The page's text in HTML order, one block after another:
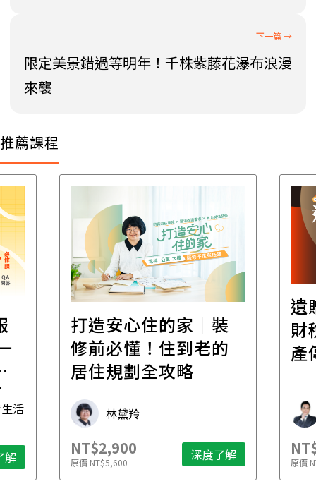
限定美景錯過等明年！千株紫藤花瀑布浪漫
來襲
推薦課程
活
解
打造安心住的家｜裝
修前必懂！住到老的
居住規劃全攻略
林黛羚
NT$2,900
原價NT$5,600 深度了解
遺
財
產
原價